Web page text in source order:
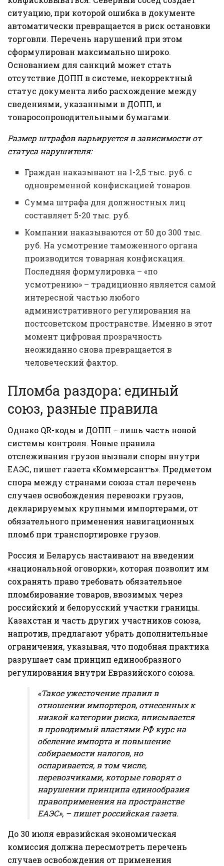
ситуацию, при которой ошибка в документе
автоматически превращается в риск остановки
торговли. Перечень нарушений при этом
сформулирован максимально широко.
Основанием для санкций может стать
отсутствие ДОПП в системе, некорректный
статус документа либо расхождение между
сведениями, указанными в ДОПП, и
товаросопроводительными бумагами.
Размер штрафов варьируется в зависимости от
статуса нарушителя:
Граждан наказывают на 1-2,5 тыс. руб. с
одновременной конфискацией товаров.
Сумма штрафа для должностных лиц
составляет 5-20 тыс. руб.
Компании наказываются от 50 до 300 тыс.
руб. На усмотрение таможенного органа
производится товарная конфискация.
Последняя формулировка – «по
усмотрению» – традиционно является самой
интересной частью любого
административного регулирования на
постсоветском пространстве. Именно в этот
момент цифровая прозрачность
неожиданно снова превращается в
человеческий фактор.
Пломба раздора: единый
союз, разные правила
Однако QR-коды и ДОПП – лишь часть новой
системы контроля. Новые правила
отслеживания грузов вызвали споры внутри
ЕАЭС, пишет газета«Коммерсантъ». Предметом
спора между странами союза стал перечень
случаев освобождения перевозки грузов,
декларируемых крупными импортерами, от
обязательного применения навигационных
пломб при транспортировке грузов.
Россия и Беларусь настаивают на введении
«национальной оговорки», которая позволит им
сохранять право требовать обязательное
пломбирование товаров, ввозимых через
российский и белорусский участки границы.
Казахстан и часть других участников союза,
напротив, предлагают убрать дополнительные
ограничения, указывая, что подобная практика
разрушает сам принцип единообразного
регулирования внутри Евразийского союза.
«Такое ужесточение правил в
отношении импортеров, отнесенных к
низкой категории риска, вписывается
в проводимый властями РФ курс на
обеление импорта и повышение
собираемости налогов, но
оспаривается, в том числе,
перевозчиками, которые говорят о
нарушении принципа единообразия
правоприменения на пространстве
ЕАЭС», – пишет российская газета.
До 30 июля евразийская экономическая
комиссия должна пересмотреть перечень
случаев освобождения от применения